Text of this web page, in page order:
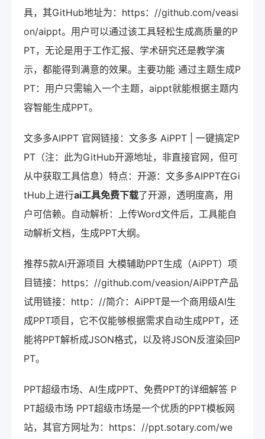
具，其GitHub地址为：https：//github.com/veasi
on/aippt。用户可以通过该工具轻松生成高质量的P
PT，无论是用于工作汇报、学术研究还是教学演
示，都能得到满意的效果。主要功能 通过主题生成P
PT：用户只需输入一个主题，aippt就能根据主题内
容智能生成PPT。
文多多AIPPT 官网链接：文多多 AiPPT | 一键搞定P
PT（注：此为GitHub开源地址，非直接官网，但可
从中获取工具信息）特点：开源：文多多AIPPT在Gi
tHub上进行ai工具免费下载了开源，透明度高，用
户可信赖。自动解析：上传Word文件后，工具能自
动解析文档，生成PPT大纲。
推荐5款AI开源项目 大模辅助PPT生成（AiPPT）项
目链接：https：//github.com/veasion/AiPPT产品
试用链接：http：//简介：AiPPT是一个商用级AI生
成PPT项目，它不仅能够根据需求自动生成PPT，还
能将PPT解析成JSON格式，以及将JSON反渲染回P
PT。
PPT超级市场、AI生成PPT、免费PPT的详细解答 P
PT超级市场 PPT超级市场是一个优质的PPT模板网
站，其官方网址为：https：//ppt.sotary.com/we